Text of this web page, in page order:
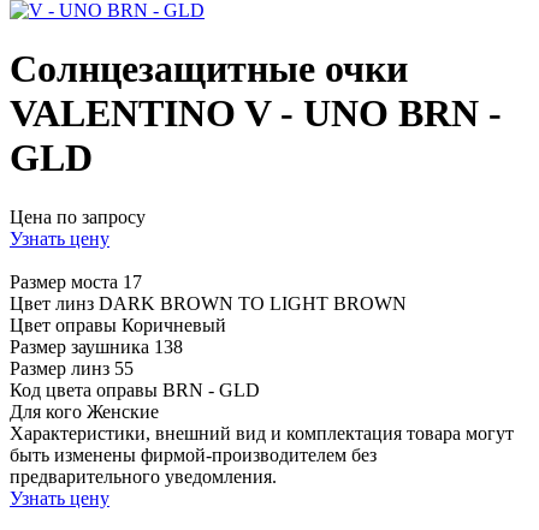
Солнцезащитные очки
VALENTINO V - UNO BRN -
GLD
Цена по запросу
Узнать цену
Размер моста 17
Цвет линз DARK BROWN TO LIGHT BROWN
Цвет оправы Коричневый
Размер заушника 138
Размер линз 55
Код цвета оправы BRN - GLD
Для кого Женские
Характеристики, внешний вид и комплектация товара могут
быть изменены фирмой-производителем без
предварительного уведомления.
Узнать цену